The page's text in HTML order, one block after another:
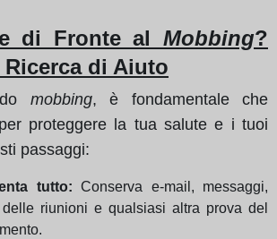
di Fronte al Mobbing?
Ricerca di Aiuto
mobbing, è fondamentale che
proteggere la tua salute e i tuoi
passaggi:
tutto: Conserva e-mail, messaggi,
riunioni e qualsiasi altra prova del